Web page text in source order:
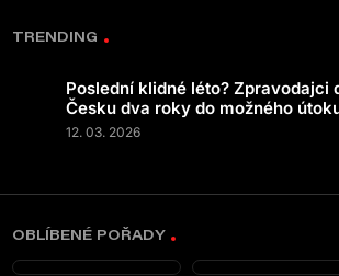
TRENDING
Poslední klidné léto? Zpravodajci
Česku dva roky do možného
12. 03. 2026
OBLÍBENÉ POŘADY